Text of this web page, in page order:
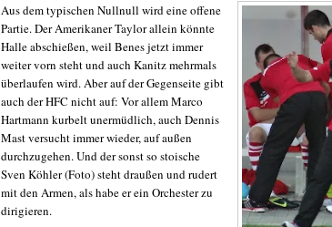
Aus dem typischen Nullnull wird eine offene
Partie. Der Amerikaner Taylor allein könnte
Halle abschießen, weil Benes jetzt immer
weiter vorn steht und auch Kanitz mehrmals
überlaufen wird. Aber auf der Gegenseite gibt
auch der HFC nicht auf: Vor allem Marco
Hartmann kurbelt unermüdlich, auch Dennis
Mast versucht immer wieder, auf außen
durchzugehen. Und der sonst so stoische
Sven Köhler (Foto) steht draußen und rudert
mit den Armen, als habe er ein Orchester zu
dirigieren.